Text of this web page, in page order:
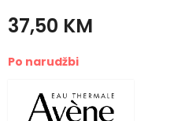
37,50 KM
Po narudžbi